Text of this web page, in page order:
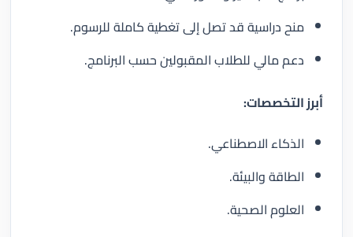
منح دراسية قد تصل إلى تغطية كاملة للرسوم.
دعم مالي للطلاب المقبولين حسب البرنامج.
أبرز التخصصات:
الذكاء الاصطناعي.
الطاقة والبيئة.
العلوم الصحية.